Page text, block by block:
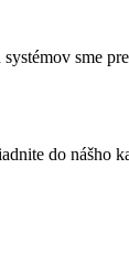
sme
do nášho